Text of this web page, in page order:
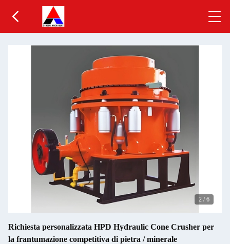
2 / 6
Richiesta personalizzata HPD Hydraulic Cone Crusher per
la frantumazione competitiva di pietra / minerale